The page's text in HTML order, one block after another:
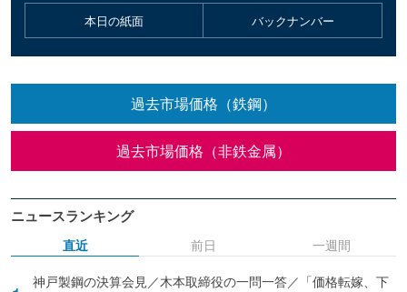
本日の紙面 バックナンバー
過去市場価格（鉄鋼）
過去市場価格（非鉄金属）
ニュースランキング
直近
神戸製鋼の決算会見／木本取締役の一問一答／「価格転嫁、下
前日 一週間